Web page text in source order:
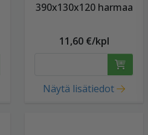
390x130x120 harmaa
11,60 €/kpl
Näytä lisätiedot